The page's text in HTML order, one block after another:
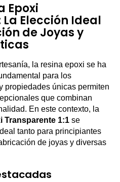
Epoxi
La Elección Ideal
de Joyas y
la resina epoxi se ha
para los
propiedades únicas permiten
que combinan
En este contexto, la
Transparente 1:1 se
tanto para principiantes
de joyas y diversas